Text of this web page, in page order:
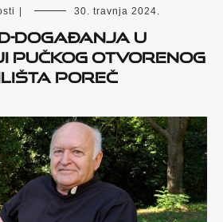
30. travnja 2024.
događanja u
Pučkog otvorenog
Poreč